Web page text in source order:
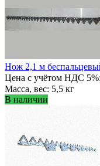
Нож 2,1 м
Цена с учётом НДС
Масса, вес: 5,5 кг
В наличии